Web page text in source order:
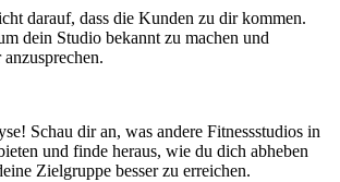
darauf, dass die Kunden zu dir kommen.
dein Studio bekannt zu machen und
Schau dir an, was andere Fitnessstudios in
und finde heraus, wie du dich abheben
Zielgruppe besser zu erreichen.